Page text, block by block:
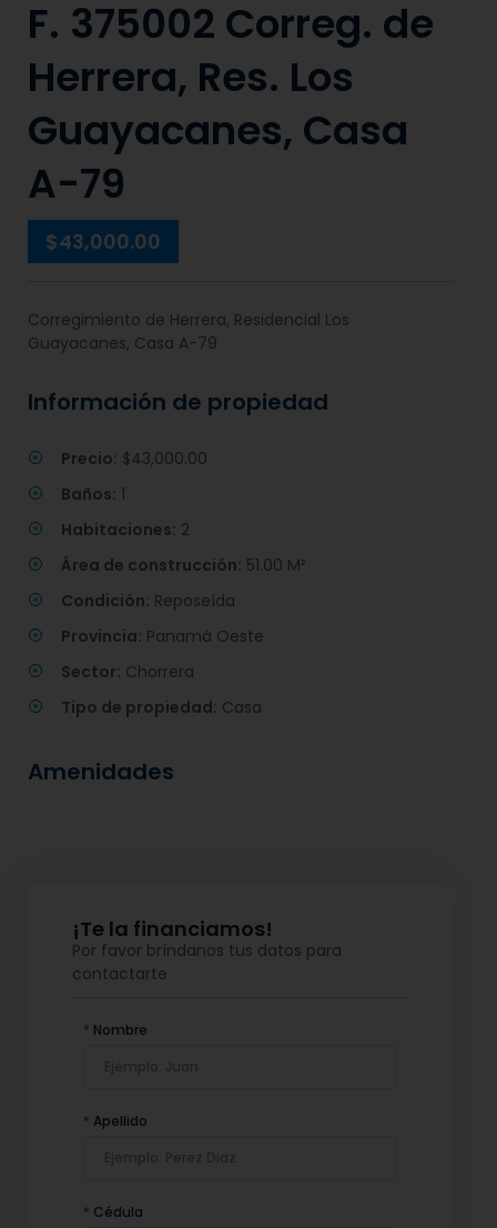
F. 375002 Correg. de
Herrera, Res. Los
Guayacanes, Casa
A-79
$43,000.00
Corregimiento de Herrera, Residencial Los
Guayacanes, Casa A-79
Información de propiedad
Precio: $43,000.00
Baños: 1
Habitaciones: 2
Área de construcción: 51.00 M²
Condición: Reposeída
Provincia: Panamá Oeste
Sector: Chorrera
Tipo de propiedad: Casa
Amenidades
¡Te la financiamos!
Por favor bríndanos tus datos para
contactarte
* Nombre
* Apellido
* Cédula